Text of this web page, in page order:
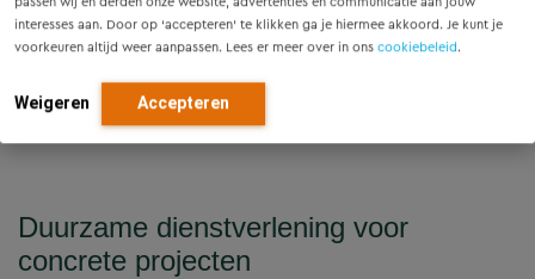
interesses aan. Door op ‘accepteren’ te klikken ga je hiermee akkoord. Je kunt je
voorkeuren altijd weer aanpassen. Lees er meer over in ons cookiebeleid.
Weigeren Accepteren
Neem contact op
Duurzame dienstverlening voor
concrete projecten